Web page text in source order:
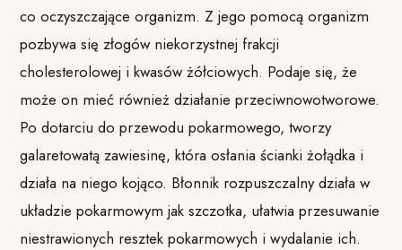
co oczyszczające organizm. Z jego pomocą organizm
pozbywa się złogów niekorzystnej frakcji
cholesterolowej i kwasów żółciowych. Podaje się, że
może on mieć również działanie przeciwnowotworowe.
Po dotarciu do przewodu pokarmowego, tworzy
galaretowatą zawiesinę, która osłania ścianki żołądka i
działa na niego kojąco. Błonnik rozpuszczalny działa w
układzie pokarmowym jak szczotka, ułatwia przesuwanie
niestrawionych resztek pokarmowych i wydalanie ich.